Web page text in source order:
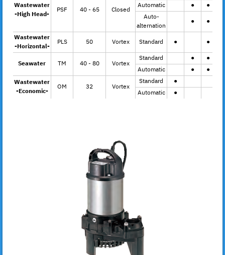
Wastewater
-High Head-
PSF 40 - 65 Closed
Automatic
● ●
Auto-
alternation
● ●
Wastewater
-Horizontal-
PLS 50 Vortex Standard ● ●
Seawater TM 40 - 80 Vortex
Standard ● ●
Automatic
● ●
Wastewater
-Economic-
OM 32 Vortex
Standard
●
Automatic
●